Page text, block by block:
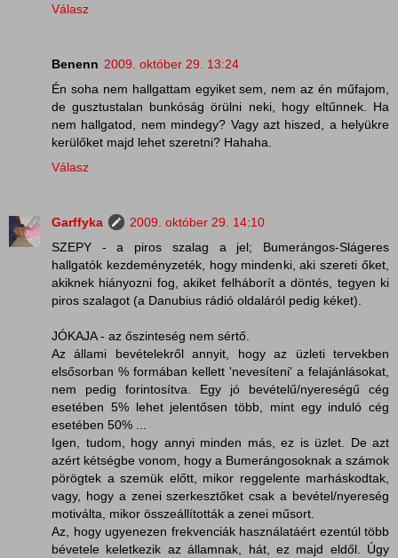
Válasz
Benenn 2009. október 29. 13:24
Én soha nem hallgattam egyiket sem, nem az én műfajom,
de gusztustalan bunkóság örülni neki, hogy eltűnnek. Ha
nem hallgatod, nem mindegy? Vagy azt hiszed, a helyükre
kerülőket majd lehet szeretni? Hahaha.
Válasz
Garffyka
2009. október 29. 14:10
SZEPY - a piros szalag a jel; Bumerángos-Slágeres
hallgatók kezdeményzeték, hogy mindenki, aki szereti őket,
akiknek hiányozni fog, akiket felháborít a döntés, tegyen ki
piros szalagot (a Danubius rádió oldaláról pedig kéket).
JÓKAJA - az őszinteség nem sértő.
Az állami bevételekről annyit, hogy az üzleti tervekben
elsősorban % formában kellett 'nevesíteni' a felajánlásokat,
nem pedig forintosítva. Egy jó bevételű/nyereségű cég
esetében 5% lehet jelentősen több, mint egy induló cég
esetében 50% ...
Igen, tudom, hogy annyi minden más, ez is üzlet. De azt
azért kétségbe vonom, hogy a Bumerángosoknak a számok
pörögtek a szemük előtt, mikor reggelente marháskodtak,
vagy, hogy a zenei szerkesztőket csak a bevétel/nyereség
motiválta, mikor összeállították a zenei műsort.
Az, hogy ugyenezen frekvenciák használatáért ezentúl több
bévetele keletkezik az államnak, hát, ez majd eldől. Úgy